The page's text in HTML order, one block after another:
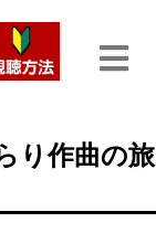
り作曲の旅